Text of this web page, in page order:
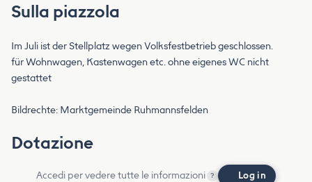
Sulla piazzola
Im Juli ist der Stellplatz wegen Volksfestbetrieb geschlossen.
für Wohnwagen, Kastenwagen etc. ohne eigenes WC nicht
gestattet
Bildrechte: Marktgemeinde Ruhmannsfelden
Dotazione
Accedi per vedere tutte le informazioni ? Log in